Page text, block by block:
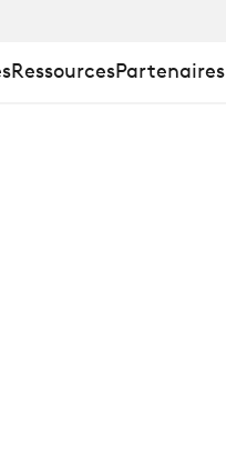
RessourcesPartenaires